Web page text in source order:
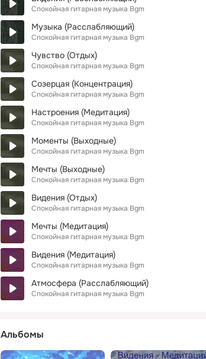
Спокойная гитарная музыка Bgm
Музыка (Расслабляющий)
Спокойная гитарная музыка Bgm
Чувство (Отдых)
Спокойная гитарная музыка Bgm
Созерцая (Концентрация)
Спокойная гитарная музыка Bgm
Настроения (Медитация)
Спокойная гитарная музыка Bgm
Моменты (Выходные)
Спокойная гитарная музыка Bgm
Мечты (Выходные)
Спокойная гитарная музыка Bgm
Видения (Отдых)
Спокойная гитарная музыка Bgm
Мечты (Медитация)
Спокойная гитарная музыка Bgm
Видения (Медитация)
Спокойная гитарная музыка Bgm
Атмосфера (Расслабляющий)
Спокойная гитарная музыка Bgm
Альбомы